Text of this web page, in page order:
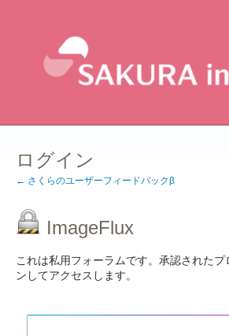
ログイン
← さくらのユーザーフィードバックβ
ImageFlux
これは私用フォーラムです。承認された
ンしてアクセスします。